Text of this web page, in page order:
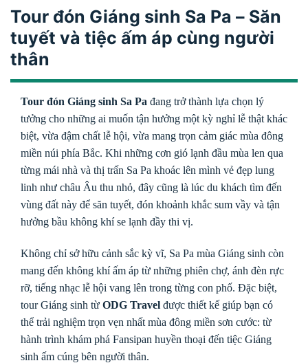
Tour đón Giáng sinh Sa Pa – Săn
tuyết và tiệc ấm áp cùng người
thân
Tour đón Giáng sinh Sa Pa đang trở thành lựa chọn lý
tưởng cho những ai muốn tận hưởng một kỳ nghỉ lễ thật khác
biệt, vừa đậm chất lễ hội, vừa mang trọn cảm giác mùa đông
miền núi phía Bắc. Khi những cơn gió lạnh đầu mùa len qua
từng mái nhà và thị trấn Sa Pa khoác lên mình vẻ đẹp lung
linh như châu Âu thu nhỏ, đây cũng là lúc du khách tìm đến
vùng đất này để săn tuyết, đón khoảnh khắc sum vầy và tận
hưởng bầu không khí se lạnh đầy thi vị.
Không chỉ sở hữu cảnh sắc kỳ vĩ, Sa Pa mùa Giáng sinh còn
mang đến không khí ấm áp từ những phiên chợ, ánh đèn rực
rỡ, tiếng nhạc lễ hội vang lên trong từng con phố. Đặc biệt,
tour Giáng sinh từ ODG Travel được thiết kế giúp bạn có
thể trải nghiệm trọn vẹn nhất mùa đông miền sơn cước: từ
hành trình khám phá Fansipan huyền thoại đến tiệc Giáng
sinh ấm cúng bên người thân.